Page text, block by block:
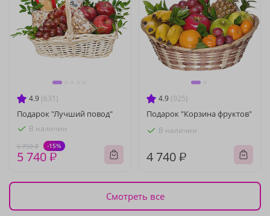
4.9 (631)
Подарок "Лучший повод"
В наличии
6 750 ₽ -15%
5 740 ₽
4.9 (925)
Подарок "Корзина фруктов"
В наличии
4 740 ₽
Смотреть все